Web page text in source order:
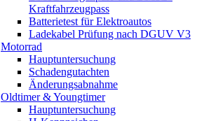
Kraftfahrzeugpass
Batterietest für Elektroautos
Ladekabel Prüfung nach DGUV V3
Motorrad
Hauptuntersuchung
Schadengutachten
Änderungsabnahme
Oldtimer & Youngtimer
Hauptuntersuchung